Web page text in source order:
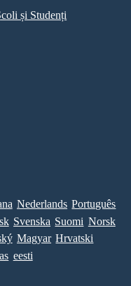
și Studenți
Nederlands Português
Svenska Suomi Norsk
Magyar Hrvatski
eesti